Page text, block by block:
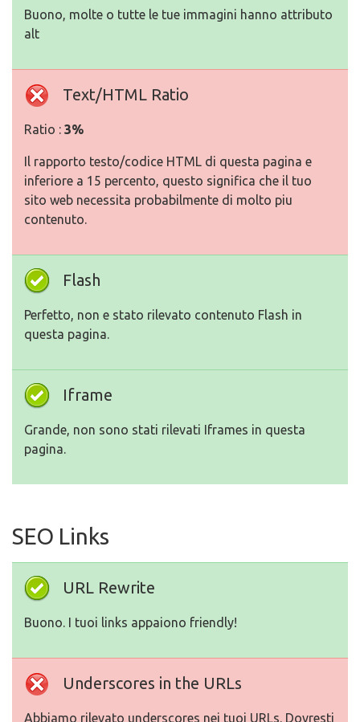
Buono, molte o tutte le tue immagini hanno attributo
alt
Text/HTML Ratio
Ratio : 3%
Il rapporto testo/codice HTML di questa pagina e
inferiore a 15 percento, questo significa che il tuo
sito web necessita probabilmente di molto piu
contenuto.
Flash
Perfetto, non e stato rilevato contenuto Flash in
questa pagina.
Iframe
Grande, non sono stati rilevati Iframes in questa
pagina.
SEO Links
URL Rewrite
Buono. I tuoi links appaiono friendly!
Underscores in the URLs
Abbiamo rilevato underscores nei tuoi URLs. Dovresti